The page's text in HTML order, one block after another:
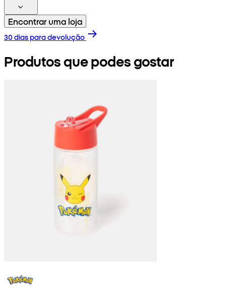
Encontrar uma loja
30 dias para devolução
Produtos que podes gostar